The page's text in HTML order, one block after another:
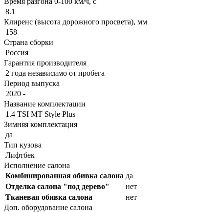
8.1
Клиренс (высота дорожного просвета), мм
158
Страна сборки
Россия
Гарантия производителя
2 года независимо от пробега
Период выпуска
2020 -
Название комплектации
1.4 TSI MT Style Plus
Зимняя комплектация
да
Тип кузова
Лифтбек
Исполнение салона
Комбинированная обивка салона да
Отделка салона "под дерево"
нет
Тканевая обивка салона
нет
Доп. оборудование салона